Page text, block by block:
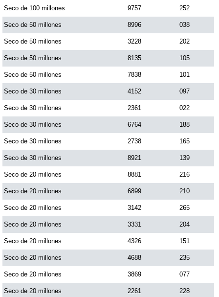
Seco de 100 millones 9757 252
Seco de 50 millones 8996 038
Seco de 50 millones 3228 202
Seco de 50 millones 8135 105
Seco de 50 millones 7838 101
Seco de 30 millones 4152 097
Seco de 30 millones 2361 022
Seco de 30 millones 6764 188
Seco de 30 millones 2738 165
Seco de 30 millones 8921 139
Seco de 20 millones 8881 216
Seco de 20 millones 6899 210
Seco de 20 millones 3142 265
Seco de 20 millones 3331 204
Seco de 20 millones 4326 151
Seco de 20 millones 4688 235
Seco de 20 millones 3869 077
Seco de 20 millones 2261 228